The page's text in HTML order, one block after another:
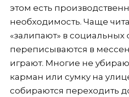
этом есть
необходимость. Чаще
«залипают» в социальных
переписываются в
играют. Многие не
карман или сумку на
собираются переходить